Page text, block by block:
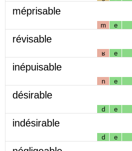
méprisable
m e
révisable
ʁ e
inépuisable
n e
désirable
d e
indésirable
d e